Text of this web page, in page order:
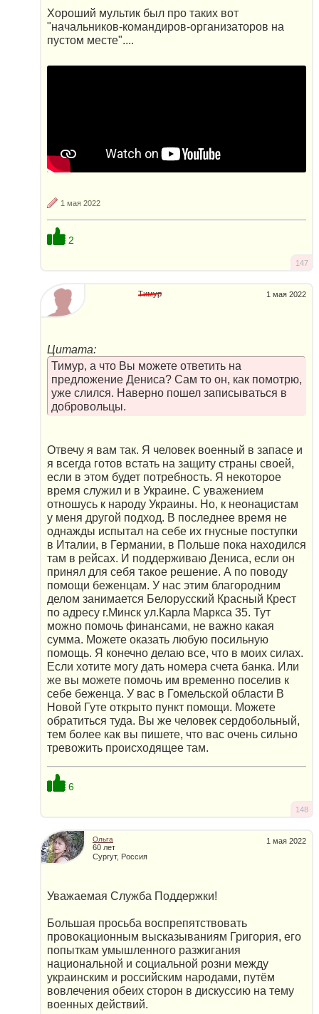
Хороший мультик был про таких вот
"начальников-командиров-организаторов на
пустом месте"....
1 мая 2022
2
147
1 мая 2022
Тимур
Цитата:
Тимур, а что Вы можете ответить на
предложение Дениса? Сам то он, как помотрю,
уже слился. Наверно пошел записываться в
добровольцы.
Отвечу я вам так. Я человек военный в запасе и
я всегда готов встать на защиту страны своей,
если в этом будет потребность. Я некоторое
время служил и в Украине. С уважением
отношусь к народу Украины. Но, к неонацистам
у меня другой подход. В последнее время не
однажды испытал на себе их гнусные поступки
в Италии, в Германии, в Польше пока находился
там в рейсах. И поддерживаю Дениса, если он
принял для себя такое решение. А по поводу
помощи беженцам. У нас этим благородним
делом занимается Белорусский Красный Крест
по адресу г.Минск ул.Карла Маркса 35. Тут
можно помочь финансами, не важно какая
сумма. Можете оказать любую посильную
помощь. Я конечно делаю все, что в моих силах.
Если хотите могу дать номера счета банка. Или
же вы можете помочь им временно поселив к
себе беженца. У вас в Гомельской области В
Новой Гуте открыто пункт помощи. Можете
обратиться туда. Вы же человек сердобольный,
тем более как вы пишете, что вас очень сильно
тревожить происходящее там.
6
148
1 мая 2022
Ольга
60 лет
Сургут, Россия
Уважаемая Служба Поддержки!
Большая просьба воспрепятствовать
провокационным высказываниям Григория, его
попыткам умышленного разжигания
национальной и социальной розни между
украинским и российским народами, путём
вовлечения обеих сторон в дискуссию на тему
военных действий.